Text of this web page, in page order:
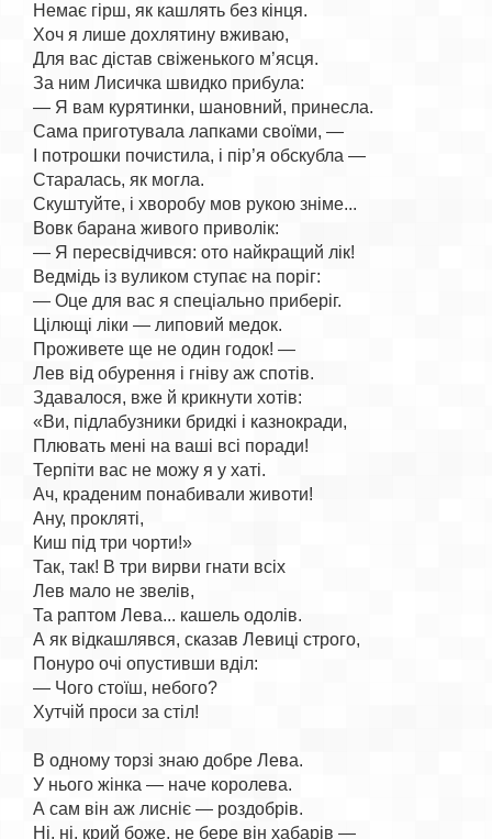
Немає гірш, як кашлять без кінця.
Хоч я лише дохлятину вживаю,
Для вас дістав свіженького м’ясця.
За ним Лисичка швидко прибула:
— Я вам курятинки, шановний, принесла.
Сама приготувала лапками своїми, —
І потрошки почистила, і пір’я обскубла —
Старалась, як могла.
Скуштуйте, і хворобу мов рукою зніме...
Вовк барана живого приволік:
— Я пересвідчився: ото найкращий лік!
Ведмідь із вуликом ступає на поріг:
— Оце для вас я спеціально приберіг.
Цілющі ліки — липовий медок.
Проживете ще не один годок! —
Лев від обурення і гніву аж спотів.
Здавалося, вже й крикнути хотів:
«Ви, підлабузники бридкі і казнокради,
Плювать мені на ваші всі поради!
Терпіти вас не можу я у хаті.
Ач, краденим понабивали животи!
Ану, прокляті,
Киш під три чорти!»
Так, так! В три вирви гнати всіх
Лев мало не звелів,
Та раптом Лева... кашель одолів.
А як відкашлявся, сказав Левиці строго,
Понуро очі опустивши вділ:
— Чого стоїш, небого?
Хутчій проси за стіл!
В одному торзі знаю добре Лева.
У нього жінка — наче королева.
А сам він аж лисніє — роздобрів.
Ні, ні, крий боже, не бере він хабарів —